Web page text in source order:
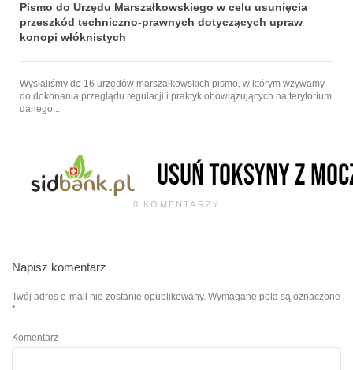
Pismo do Urzędu Marszałkowskiego w celu usunięcia
przeszkód techniczno-prawnych dotyczących upraw
konopi włóknistych
Wysłaliśmy do 16 urzędów marszałkowskich pismo, w którym wzywamy
do dokonania przeglądu regulacji i praktyk obowiązujących na terytorium
danego...
0 KOMENTARZY
Napisz komentarz
Twój adres e-mail nie zostanie opublikowany. Wymagane pola są oznaczone
*
Komentarz